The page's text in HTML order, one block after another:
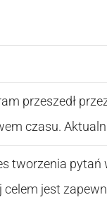
przeszedł
czasu.
tworzenia pytań
celem jest